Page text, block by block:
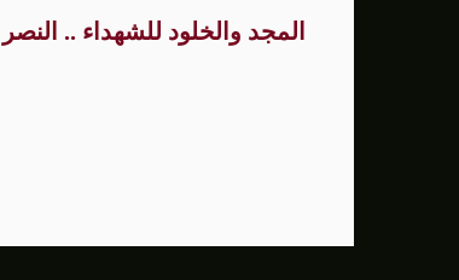
المجد والخلود للشهداء ..